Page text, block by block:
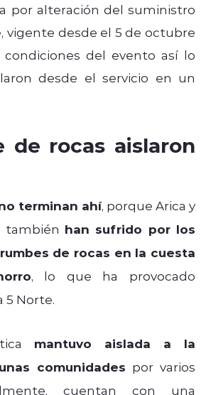
por alteración del suministro
vigente desde el 5 de octubre
del evento así lo
desde el servicio en un
de rocas aislaron
terminan ahí, porque Arica y
también han sufrido por los
de rocas en la cuesta
, lo que ha provocado
5 Norte.
mantuvo aislada a la
comunidades por varios
cuentan con una